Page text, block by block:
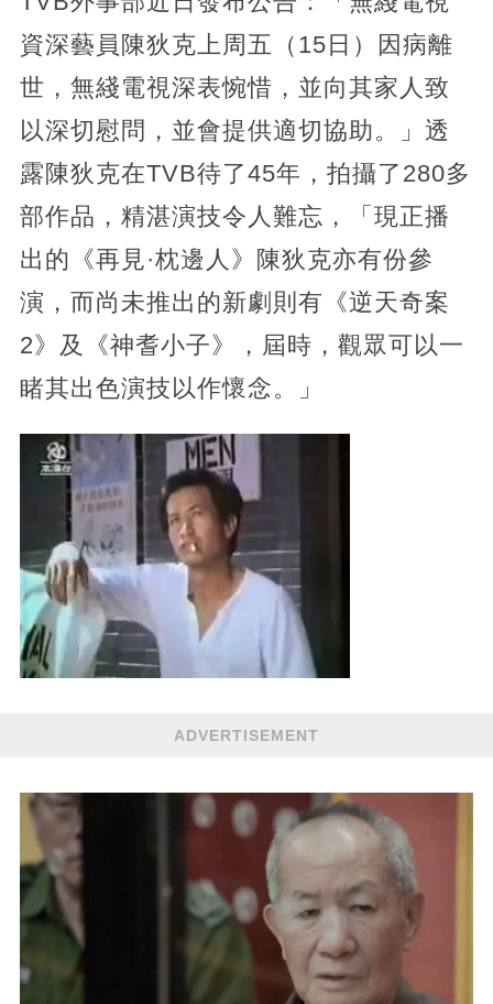
資深藝員陳狄克上周五（15日）因病離
世，無綫電視深表惋惜，並向其家人致
以深切慰問，並會提供適切協助。」透
露陳狄克在TVB待了45年，拍攝了280多
部作品，精湛演技令人難忘，「現正播
出的《再見·枕邊人》陳狄克亦有份參
演，而尚未推出的新劇則有《逆天奇案
2》及《神耆小子》，屆時，觀眾可以一
睹其出色演技以作懷念。」
ADVERTISEMENT